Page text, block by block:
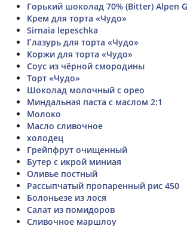
Горький шоколад 70% (Bitter) Alpen
Крем для торта «Чудо»
Sirnaia lepeschka
Глазурь для торта «Чудо»
Коржи для торта «Чудо»
Соус из чёрной смородины
Торт «Чудо»
Шоколад молочный с орео
Миндальная паста с маслом 2:1
Молоко
Масло сливочное
холодец
Грейпфрут очищенный
Бутер с икрой миниая
Оливье постный
Рассыпчатый пропаренный рис 450
Болоньезе из лося
Салат из помидоров
Сливочное маршлоу